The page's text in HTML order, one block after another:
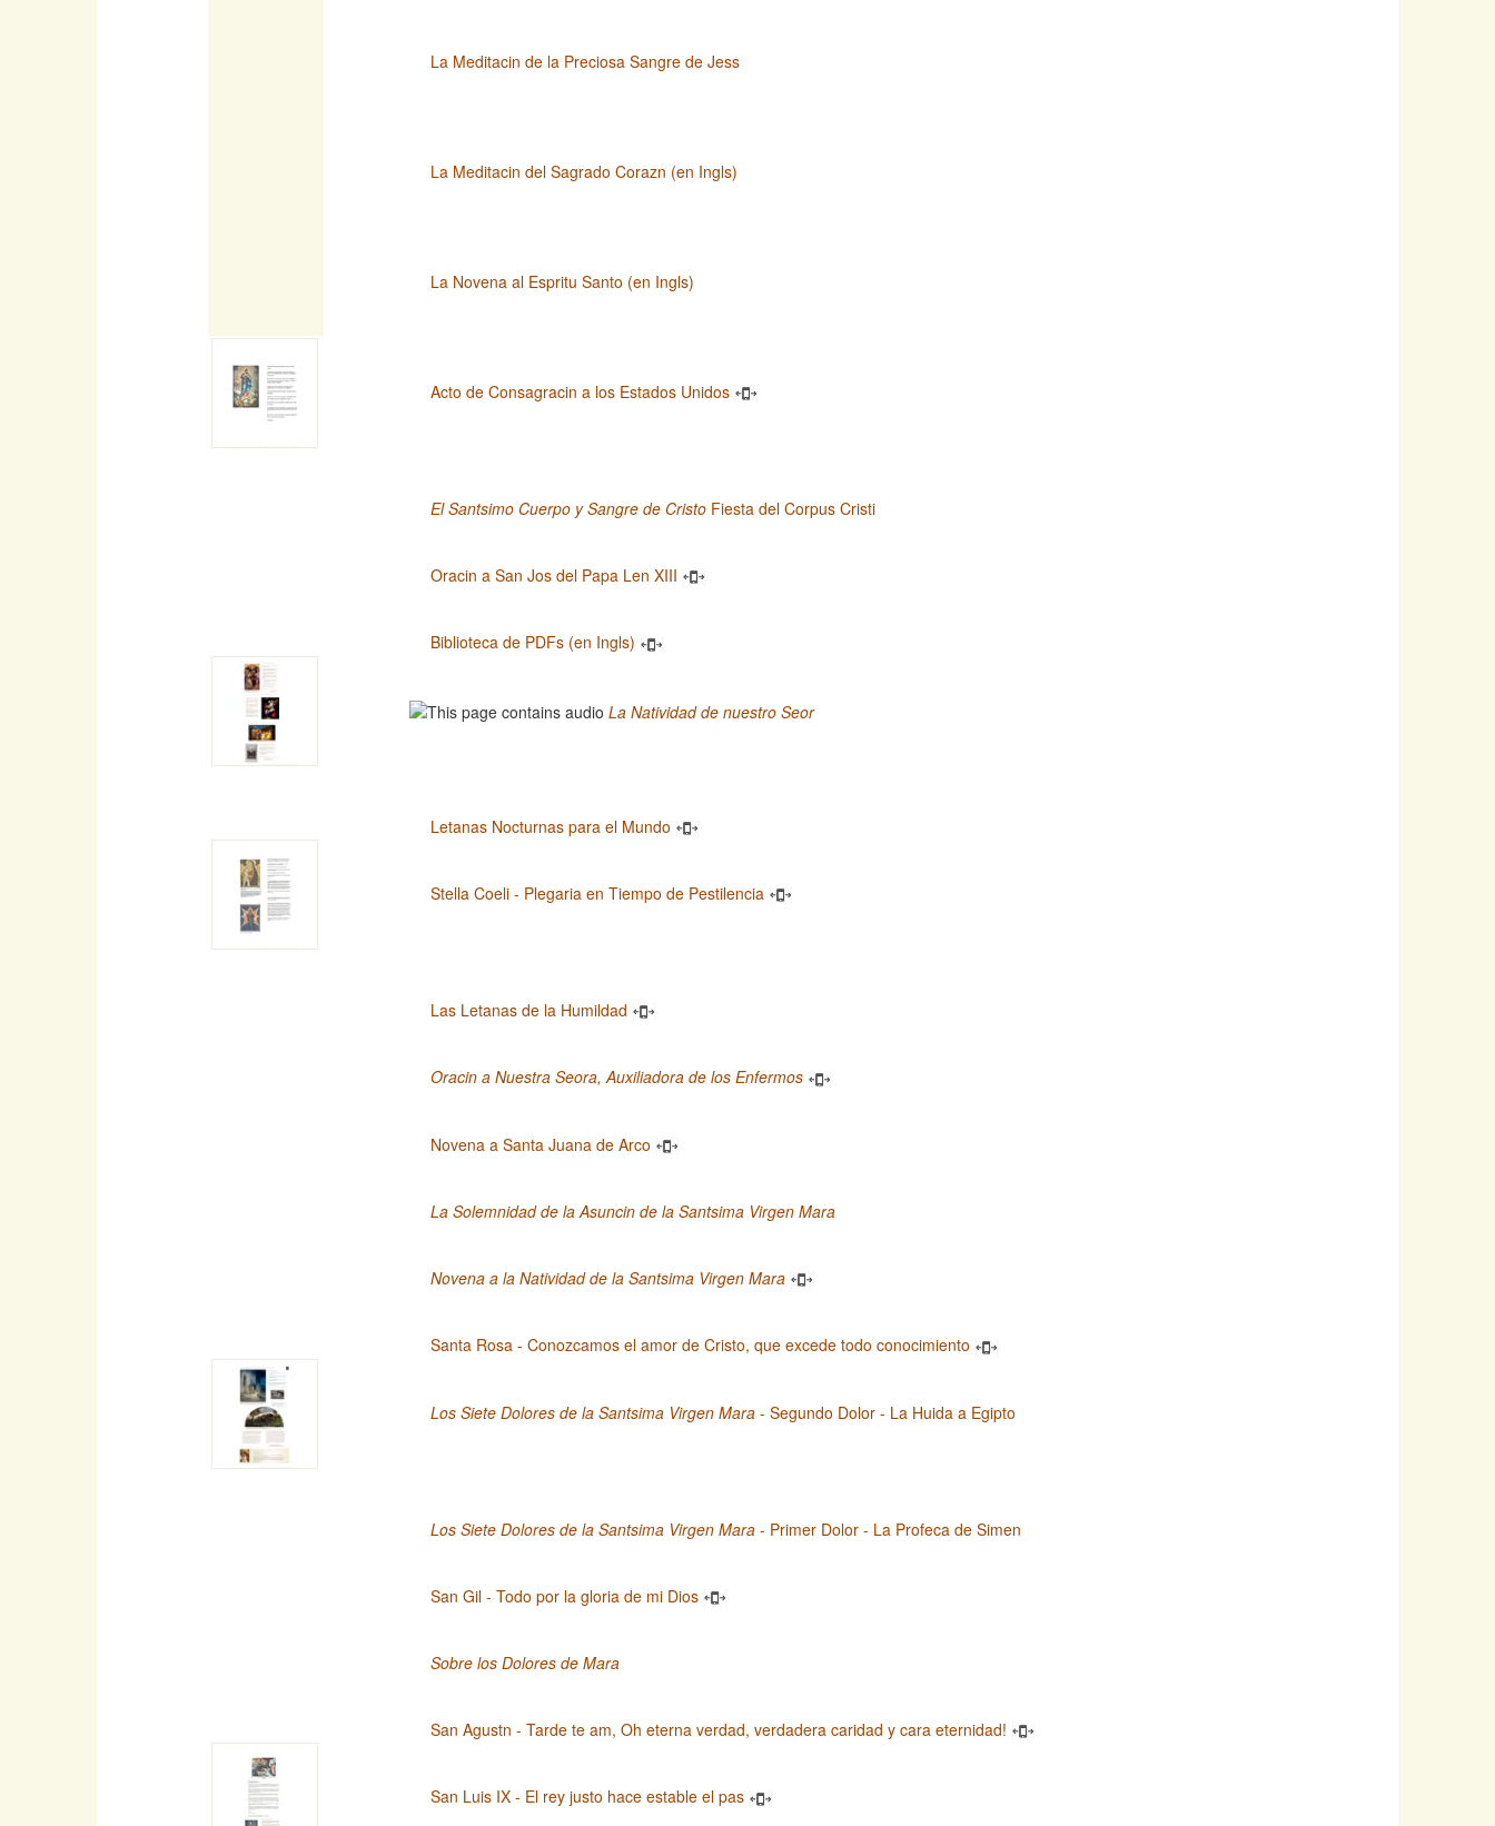
La Meditacin de la Preciosa Sangre de Jess
La Meditacin del Sagrado Corazn (en Ingls)
La Novena al Espritu Santo (en Ingls)
Acto de Consagracin a los Estados Unidos
El Santsimo Cuerpo y Sangre de Cristo Fiesta del Corpus Cristi
Oracin a San Jos del Papa Len XIII
Biblioteca de PDFs (en Ingls)
La Natividad de nuestro Seor
Letanas Nocturnas para el Mundo
Stella Coeli - Plegaria en Tiempo de Pestilencia
Las Letanas de la Humildad
Oracin a Nuestra Seora, Auxiliadora de los Enfermos
Novena a Santa Juana de Arco
La Solemnidad de la Asuncin de la Santsima Virgen Mara
Novena a la Natividad de la Santsima Virgen Mara
Santa Rosa - Conozcamos el amor de Cristo, que excede todo conocimiento
Los Siete Dolores de la Santsima Virgen Mara - Segundo Dolor - La Huida a Egipto
Los Siete Dolores de la Santsima Virgen Mara - Primer Dolor - La Profeca de Simen
San Gil - Todo por la gloria de mi Dios
Sobre los Dolores de Mara
San Agustn - Tarde te am, Oh eterna verdad, verdadera caridad y cara eternidad!
San Luis IX - El rey justo hace estable el pas